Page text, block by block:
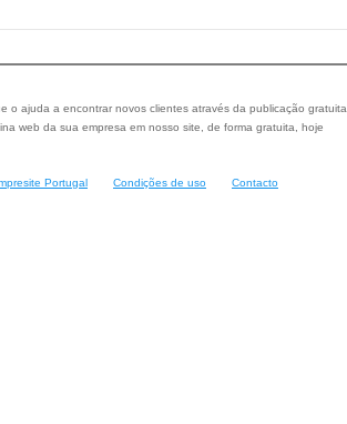
o ajuda a encontrar novos clientes através da publicação gratuita
web da sua empresa em nosso site, de forma gratuita, hoje
Portugal Condições de uso Contacto